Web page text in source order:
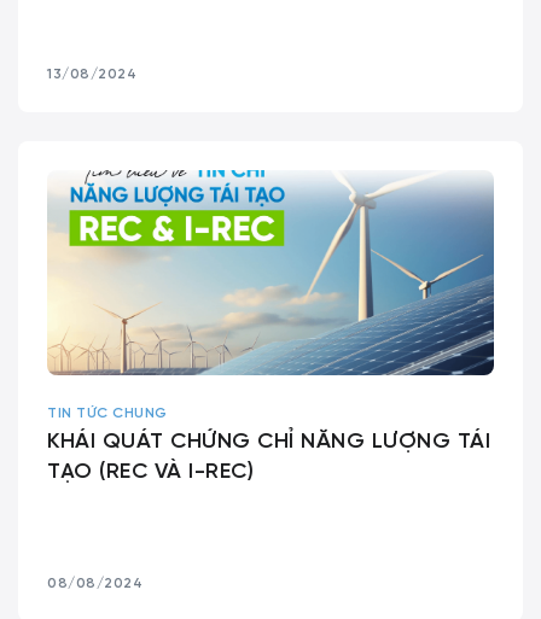
13/08/2024
TIN TỨC CHUNG
KHÁI QUÁT CHỨNG CHỈ NĂNG LƯỢNG TÁI
TẠO (REC VÀ I-REC)
08/08/2024